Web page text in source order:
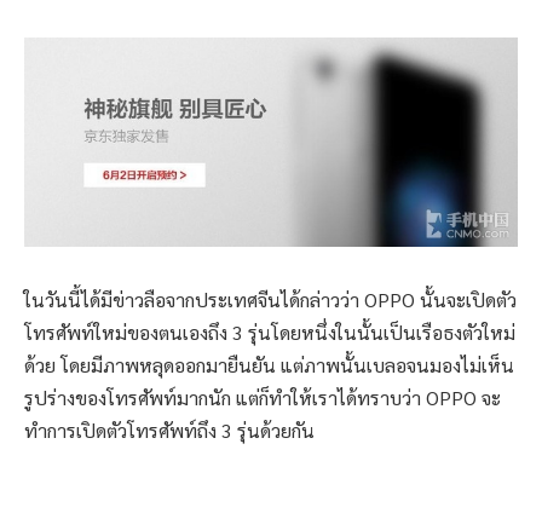
ในวันนี้ได้มีข่าวลือจากประเทศจีนได้กล่าวว่า OPPO นั้นจะเปิดตัว
โทรศัพท์ใหม่ของตนเองถึง 3 รุ่นโดยหนึ่งในนั้นเป็นเรือธงตัวใหม่
ด้วย โดยมีภาพหลุดออกมายืนยัน แต่ภาพนั้นเบลอจนมองไม่เห็น
รูปร่างของโทรศัพท์มากนัก แต่ก็ทำให้เราได้ทราบว่า OPPO จะ
ทำการเปิดตัวโทรศัพท์ถึง 3 รุ่นด้วยกัน